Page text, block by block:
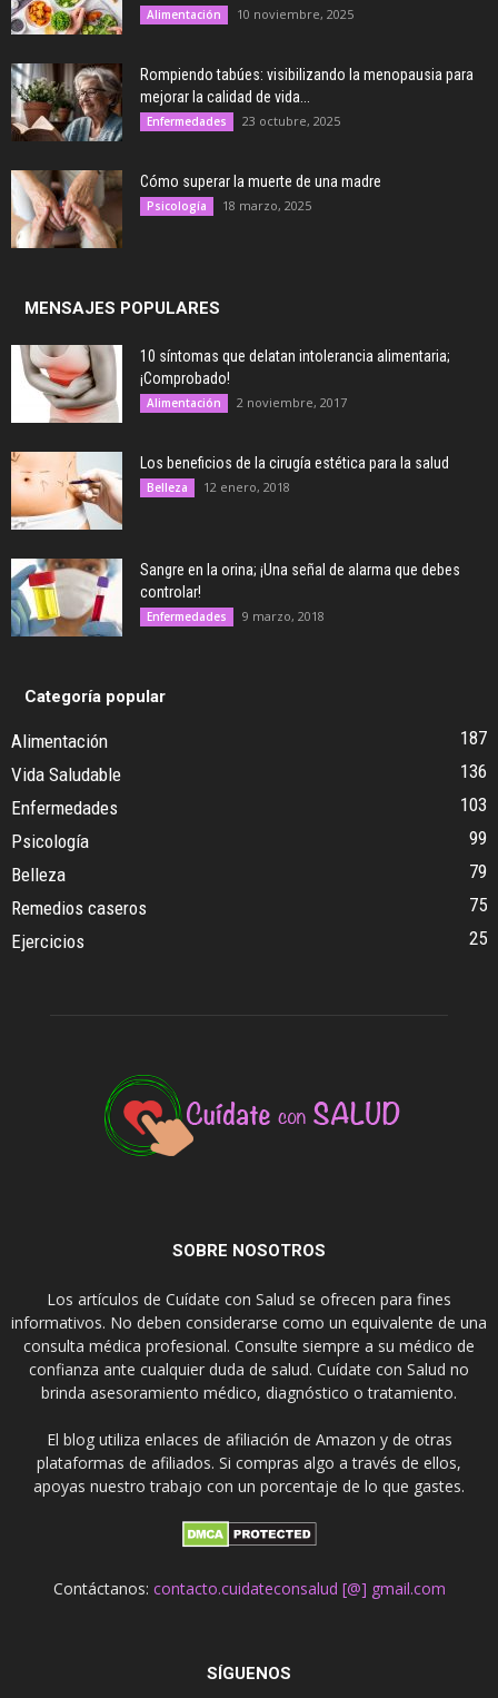
Alimentación 10 noviembre, 2025
Rompiendo tabúes: visibilizando la menopausia para
mejorar la calidad de vida...
Enfermedades 23 octubre, 2025
Cómo superar la muerte de una madre
Psicología 18 marzo, 2025
MENSAJES POPULARES
10 síntomas que delatan intolerancia alimentaria;
¡Comprobado!
Alimentación 2 noviembre, 2017
Los beneficios de la cirugía estética para la salud
Belleza 12 enero, 2018
Sangre en la orina; ¡Una señal de alarma que debes
controlar!
Enfermedades 9 marzo, 2018
Categoría popular
Alimentación
187
Vida Saludable
136
Enfermedades
103
Psicología
99
Belleza
79
Remedios caseros
75
Ejercicios
25
SOBRE NOSOTROS
Los artículos de Cuídate con Salud se ofrecen para fines
informativos. No deben considerarse como un equivalente de una
consulta médica profesional. Consulte siempre a su médico de
confianza ante cualquier duda de salud. Cuídate con Salud no
brinda asesoramiento médico, diagnóstico o tratamiento.
El blog utiliza enlaces de afiliación de Amazon y de otras
plataformas de afiliados. Si compras algo a través de ellos,
apoyas nuestro trabajo con un porcentaje de lo que gastes.
Contáctanos: contacto.cuidateconsalud [@] gmail.com
SÍGUENOS